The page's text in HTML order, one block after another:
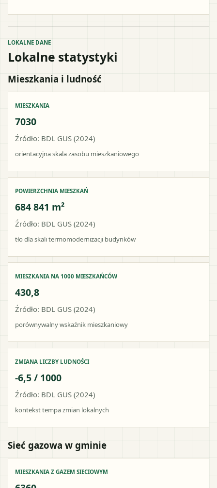
LOKALNE DANE
Lokalne statystyki
Mieszkania i ludność
MIESZKANIA
7030
Źródło: BDL GUS (2024)
orientacyjna skala zasobu mieszkaniowego
POWIERZCHNIA MIESZKAŃ
684 841 m²
Źródło: BDL GUS (2024)
tło dla skali termomodernizacji budynków
MIESZKANIA NA 1000 MIESZKAŃCÓW
430,8
Źródło: BDL GUS (2024)
porównywalny wskaźnik mieszkaniowy
ZMIANA LICZBY LUDNOŚCI
-6,5 / 1000
Źródło: BDL GUS (2024)
kontekst tempa zmian lokalnych
Sieć gazowa w gminie
MIESZKANIA Z GAZEM SIECIOWYM